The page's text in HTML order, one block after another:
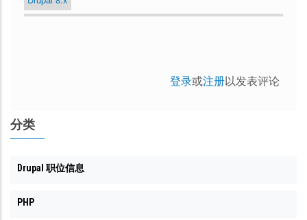
登录或注册以发表评论
分类
Drupal 职位信息
PHP